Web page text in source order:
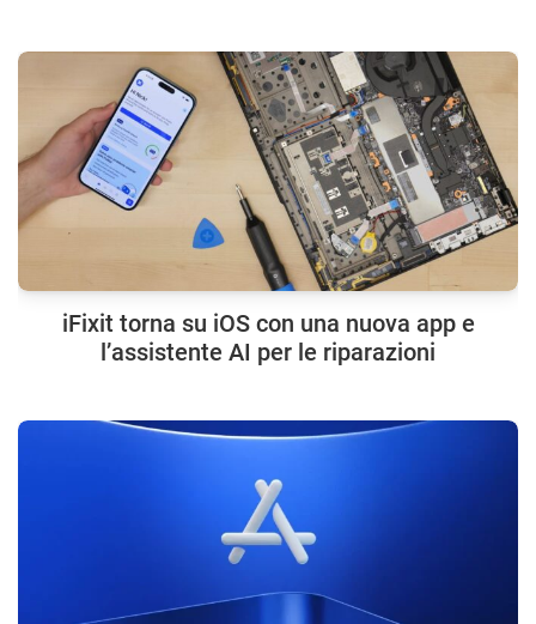
iFixit torna su iOS con una nuova app e
l’assistente AI per le riparazioni